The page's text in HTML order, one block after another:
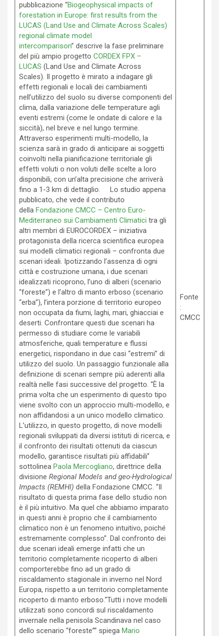
pubblicazione “Biogeophysical impacts of
forestation in Europe: first results from the
LUCAS (Land Use and Climate Across Scales)
regional climate model
intercomparison” descrive la fase preliminare
del più ampio progetto CORDEX FPX –
LUCAS (Land Use and Climate Across
Scales). Il progetto è mirato a indagare gli
effetti regionali e locali dei cambiamenti
nell’utilizzo del suolo su diverse componenti del
clima, dalla variazione delle temperature agli
eventi estremi (come le ondate di calore e la
siccità), nel breve e nel lungo termine.
Attraverso esperimenti multi-modello, la
scienza sarà in grado di anticipare ai soggetti
coinvolti nella pianificazione territoriale gli
effetti voluti o non voluti delle scelte a loro
disponibili, con un’alta precisione che arriverà
fino a 1-3 km di dettaglio. Lo studio appena
pubblicato, che vede il contributo
della Fondazione CMCC – Centro Euro-
Mediterraneo sui Cambiamenti Climatici tra gli
altri membri di EUROCORDEX – iniziativa
protagonista della ricerca scientifica europea
sui modelli climatici regionali – confronta due
scenari ideali. Ipotizzando l’assenza di ogni
città e costruzione umana, i due scenari
idealizzati ricoprono, l’uno di alberi (scenario
“foreste”) e l’altro di manto erboso (scenario
“erba”), l’intera porzione di territorio europeo
non occupata da fiumi, laghi, mari, ghiacciai e
deserti. Confrontare questi due scenari ha
permesso di studiare come le variabili
atmosferiche, quali temperature e flussi
energetici, rispondano in due casi “estremi” di
utilizzo del suolo. Un passaggio funzionale alla
definizione di scenari sempre più aderenti alla
realtà nelle fasi successive del progetto. “È la
prima volta che un esperimento di questo tipo
viene svolto con un approccio multi-modello, e
non affidandosi a un unico modello climatico.
L’utilizzo, in questo progetto, di nove modelli
regionali sviluppati da diversi istituti di ricerca, e
il confronto dei risultati ottenuti da ciascun
modello, garantisce risultati più affidabili”
sottolinea Paola Mercogliano, direttrice della
divisione Regional Models and geo-Hydrological
Impacts (REMHI) della Fondazione CMCC. “Il
risultato di questa prima fase dello studio non
è il più intuitivo. Ma quel che abbiamo imparato
in questi anni è proprio che il cambiamento
climatico non è un fenomeno intuitivo, poiché
estremamente complesso”. Dal confronto dei
due scenari ideali emerge infatti che un
territorio completamente ricoperto di alberi
comporterebbe fino ad un grado di
riscaldamento stagionale in inverno nel Nord
Europa, rispetto a un territorio completamente
ricoperto di manto erboso.“Tutti i nove modelli
utilizzati sono concordi sul riscaldamento
invernale nella penisola Scandinava nel caso
dello scenario “foreste”” spiega Mario
Fonte
:
CMCC